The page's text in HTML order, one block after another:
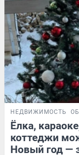
НЕДВИЖИМОСТЬ
Ёлка,
коттеджи
Новый год —